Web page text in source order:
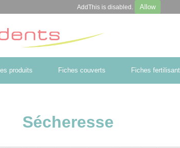
AddThis is disabled. Allow
produits Fiches couverts Fiches
Sécheresse